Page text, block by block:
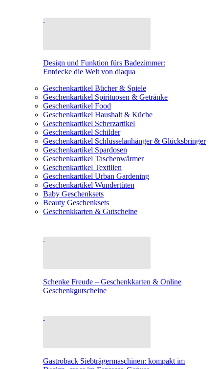
Design und Funktion fürs Badezimmer:
Entdecke die Welt von diaqua
Geschenkartikel Bücher & Spiele
Geschenkartikel Spirituosen & Getränke
Geschenkartikel Food
Geschenkartikel Haushalt & Küche
Geschenkartikel Scherzartikel
Geschenkartikel Schilder
Geschenkartikel Schlüsselanhänger & Glücksbringer
Geschenkartikel Spardosen
Geschenkartikel Taschenwärmer
Geschenkartikel Textilien
Geschenkartikel Urban Gardening
Geschenkartikel Wundertüten
Baby Geschenksets
Beauty Geschenksets
Geschenkkarten & Gutscheine
Schenke Freude – Geschenkkarten & Online
Geschenkgutscheine
Gastroback Siebträgermaschinen: kompakt im